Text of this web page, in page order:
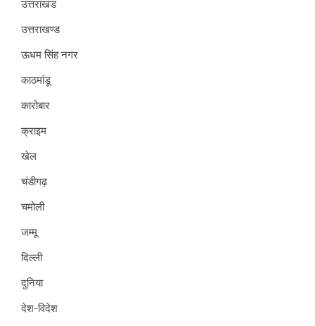
उत्तराखंड
उत्तराखण्ड
ऊधम सिंह नगर
काठमांडू
कारोबार
क्राइम
खेल
चंडीगढ़
चमोली
जम्मू
दिल्ली
दुनिया
देश-विदेश